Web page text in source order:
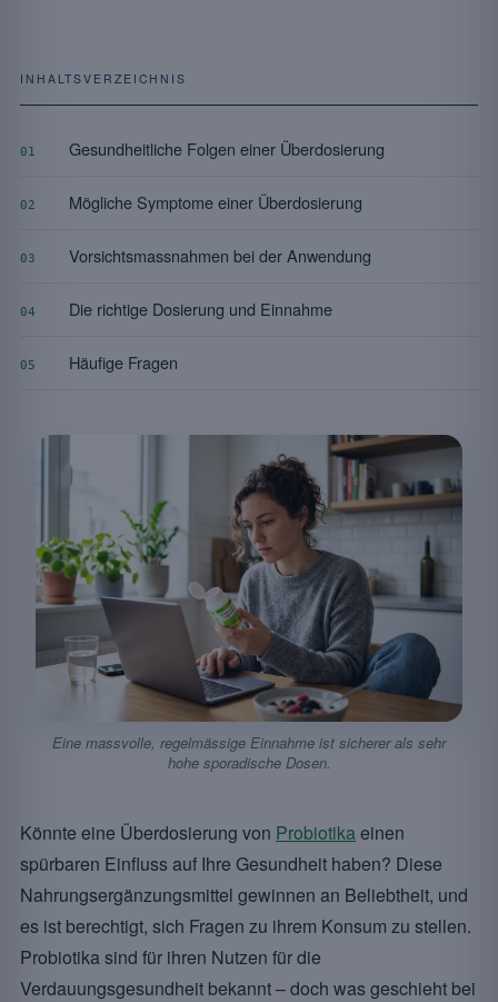
INHALTSVERZEICHNIS
01 Gesundheitliche Folgen einer Überdosierung
02 Mögliche Symptome einer Überdosierung
03 Vorsichtsmassnahmen bei der Anwendung
04 Die richtige Dosierung und Einnahme
05 Häufige Fragen
Eine massvolle, regelmässige Einnahme ist sicherer als sehr
hohe sporadische Dosen.
Könnte eine Überdosierung von Probiotikaeinen
spürbaren Einfluss auf Ihre Gesundheit haben? Diese
Nahrungsergänzungsmittel gewinnen an Beliebtheit, und
es ist berechtigt, sich Fragen zu ihrem Konsum zu stellen.
Probiotika sind für ihren Nutzen für die
Verdauungsgesundheit bekannt – doch was geschieht bei